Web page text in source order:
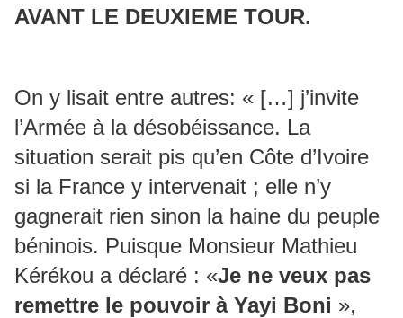
AVANT LE DEUXIEME TOUR.
On y lisait entre autres: « […] j’invite
l’Armée à la désobéissance. La
situation serait pis qu’en Côte d’Ivoire
si la France y intervenait ; elle n’y
gagnerait rien sinon la haine du peuple
béninois. Puisque Monsieur Mathieu
Kérékou a déclaré : «Je ne veux pas
remettre le pouvoir à Yayi Boni »,